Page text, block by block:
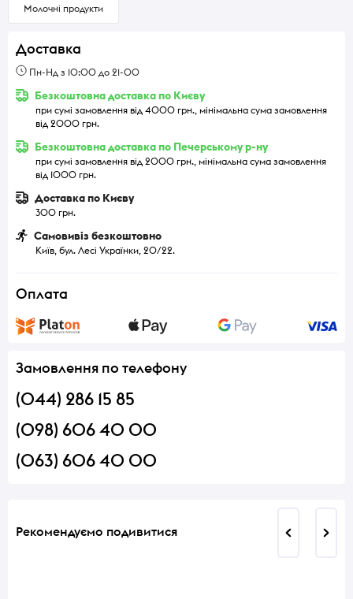
Молочні продукти
Доставка
Пн-Нд з 10:00 до 21-00
Безкоштовна доставка по Києву
при сумі замовлення від 4000 грн., мінімальна сума замовлення
від 2000 грн.
Безкоштовна доставка по Печерському р-ну
при сумі замовлення від 2000 грн., мінімальна сума замовлення
від 1000 грн.
Доставка по Києву
300 грн.
Самовивіз безкоштовно
Київ, бул. Лесі Українки, 20/22.
Оплата
Замовлення по телефону
(044) 286 15 85
(098) 606 40 00
(063) 606 40 00
Рекомендуємо подивитися